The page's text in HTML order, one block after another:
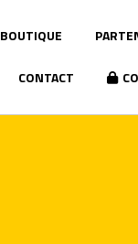
BOUTIQUE
CONTACT